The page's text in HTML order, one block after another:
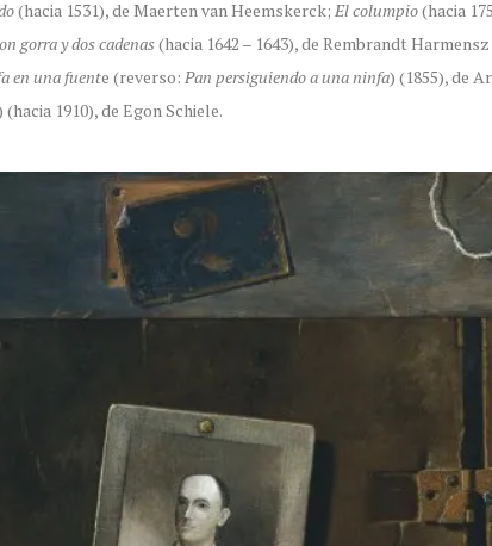
(hacia 1531), de Maerten van Heemskerck; El columpio(hacia
gorra y dos cadenas(hacia 1642 – 1643), de Rembrandt
en una fuente (reverso: Pan persiguiendo a una ninfa) (1855), de
1910), de Egon Schiele.